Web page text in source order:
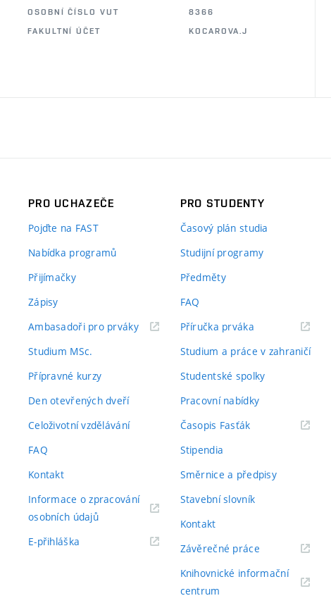
OSOBNÍ ČÍSLO VUT
8366
FAKULTNÍ ÚČET
KOCAROVA.J
PRO UCHAZEČE
Pojďte na FAST
Nabídka programů
Přijímačky
Zápisy
Ambasadoři pro prváky(externí
Studium MSc.
Přípravné kurzy
Den otevřených dveří
Celoživotní vzdělávání
FAQ
Kontakt
Informace o zpracování
osobních údajů(externí
E-přihláška
PRO STUDENTY
Časový plán studia
Studijní programy
Předměty
FAQ
Příručka prváka(externí
Studium a práce v zahraničí
Studentské spolky
Pracovní nabídky
Časopis Fasťák(externí
Stipendia
Směrnice a předpisy
Stavební slovník
Kontakt
Závěrečné práce(externí
Knihovnické informační
centrum